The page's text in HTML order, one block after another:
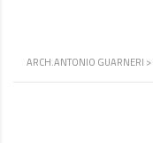
ARCH.ANTONIO GUARNERI >